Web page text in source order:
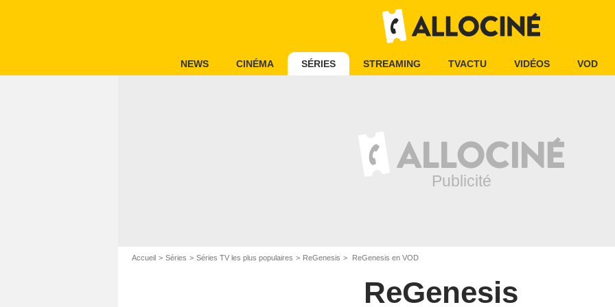
NEWS CINÉMA SÉRIES STREAMING TVACTU VIDÉOS VOD
Accueil Séries Séries TV les plus populaires ReGenesis ReGenesis en VOD
ReGenesis